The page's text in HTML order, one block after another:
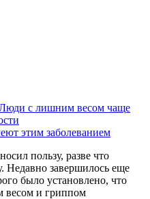
с лишним весом чаще
этим заболеванием
пользу, разве что
Недавно завершилось еще
было установлено, что
весом и гриппом